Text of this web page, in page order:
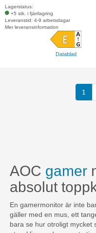
Lagerstatus:
+5 stk. i fjärrlagring
Leveranstid: 4-9 arbetsdagar
Mer leveransinformation
Datablad
1
AOC gamer
absolut
En gamermonitor är inte
gäller med en mus, ett
bara se hur otroligt mycket